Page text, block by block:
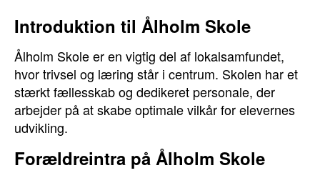
Introduktion til Ålholm Skole
Ålholm Skole er en vigtig del af lokalsamfundet,
hvor trivsel og læring står i centrum. Skolen har et
stærkt fællesskab og dedikeret personale, der
arbejder på at skabe optimale vilkår for elevernes
udvikling.
Forældreintra på Ålholm Skole